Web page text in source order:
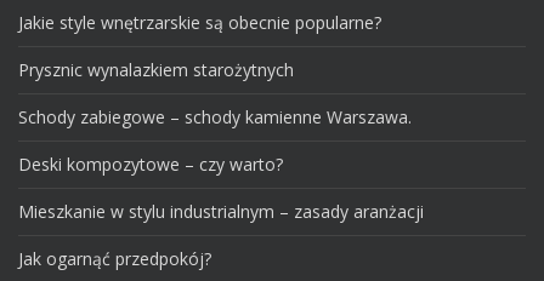
Jakie style wnętrzarskie są obecnie popularne?
Prysznic wynalazkiem starożytnych
Schody zabiegowe – schody kamienne Warszawa.
Deski kompozytowe – czy warto?
Mieszkanie w stylu industrialnym – zasady aranżacji
Jak ogarnąć przedpokój?